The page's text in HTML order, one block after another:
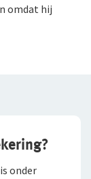
omdat hij
onder